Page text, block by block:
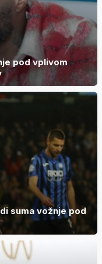
pod vplivom
suma vožnje pod